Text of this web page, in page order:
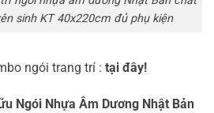
sinh KT 40x220cm đủ phụ kiện
ngói trang trí : tại đây!
Ngói Nhựa Âm Dương Nhật Bản